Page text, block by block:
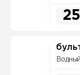
25